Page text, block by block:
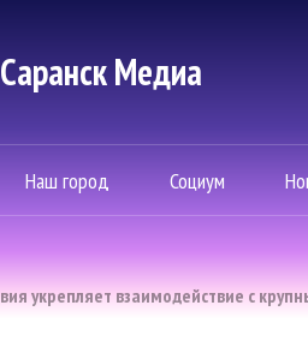
Mедиа
Наш город Социум
укрепляет взаимодействие с